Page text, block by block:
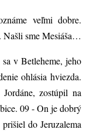
veľmi dobre.
Našli sme Mesiáša…
v Betleheme, jeho
ohlásia hviezda.
zostúpil na
09 - On je dobrý
do Jeruzalema